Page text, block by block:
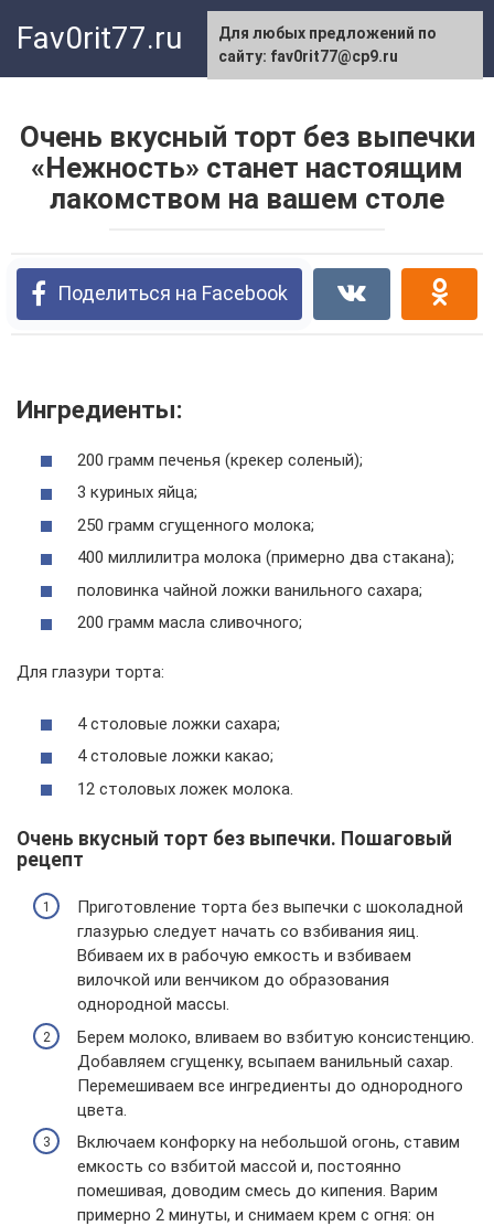
Fav0rit77.ru
Очень вкусный торт без выпечки
«Нежность» станет настоящим
лакомством на вашем столе
Поделиться на Facebook
Ингредиенты:
200 грамм печенья (крекер соленый);
3 куриных яйца;
250 грамм сгущенного молока;
400 миллилитра молока (примерно два стакана);
половинка чайной ложки ванильного сахара;
200 грамм масла сливочного;
Для глазури торта:
4 столовые ложки сахара;
4 столовые ложки какао;
12 столовых ложек молока.
Очень вкусный торт без выпечки. Пошаговый
рецепт
Приготовление торта без выпечки с шоколадной
глазурью следует начать со взбивания яиц.
Вбиваем их в рабочую емкость и взбиваем
вилочкой или венчиком до образования
однородной массы.
Берем молоко, вливаем во взбитую консистенцию.
Добавляем сгущенку, всыпаем ванильный сахар.
Перемешиваем все ингредиенты до однородного
цвета.
Включаем конфорку на небольшой огонь, ставим
емкость со взбитой массой и, постоянно
помешивая, доводим смесь до кипения. Варим
примерно 2 минуты, и снимаем крем с огня: он
Для любых предложений по
сайту: fav0rit77@cp9.ru